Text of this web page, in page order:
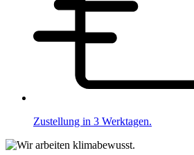
Zustellung in 3 Werktagen.